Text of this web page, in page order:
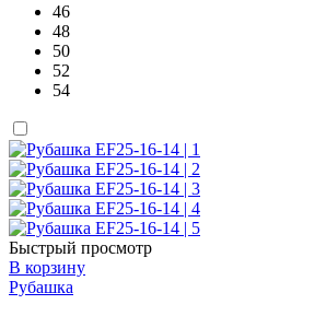
46
48
50
52
54
Быстрый просмотр
В корзину
Рубашка